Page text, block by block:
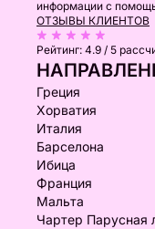
информации с
ОТЗЫВЫ КЛИЕНТОВ
Рейтинг: 4.9 / 5
Греция
Хорватия
Италия
Барселона
Ибица
Франция
Мальта
Чартер Парусная